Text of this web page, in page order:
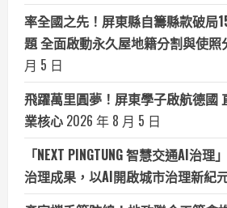
率全國之先！屏東縣自籌縣款破局
題 全面啟動永久屋地籍分割與使照
月 5 日
飛躍萬里圓夢！屏東學子啟航德國
業核心 2026 年 8 月 5 日
「NEXT PINGTUNG 智慧交通AI治
治理成果，以AI開啟城市治理新紀